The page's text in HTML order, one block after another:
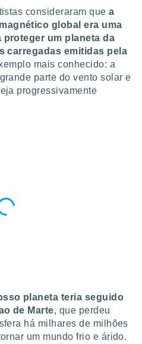
consideraram quea
global era uma
um planeta da
carregadas emitidas pela
mais conhecido: a
parte do vento solar e
progressivamente
planeta teria seguido
de Marte, que perdeu
há milhares de milhões
um mundo frio e árido.